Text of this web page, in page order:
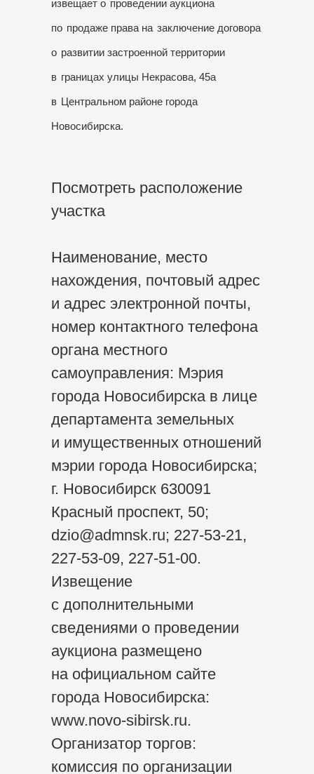
извещает о проведении аукциона
по продаже права на заключение договора
о развитии застроенной территории
в границах улицы Некрасова, 45а
в Центральном районе города
Новосибирска.
Посмотреть расположение
участка
Наименование, место
нахождения, почтовый адрес
и адрес электронной почты,
номер контактного телефона
органа местного
самоуправления: Мэрия
города Новосибирска в лице
департамента земельных
и имущественных отношений
мэрии города Новосибирска;
г. Новосибирск 630091
Красный проспект, 50;
dzio@admnsk.ru; 227-53-21,
227-53-09, 227-51-00.
Извещение
с дополнительными
сведениями о проведении
аукциона размещено
на официальном сайте
города Новосибирска:
www.novo-sibirsk.ru.
Организатор торгов:
комиссия по организации